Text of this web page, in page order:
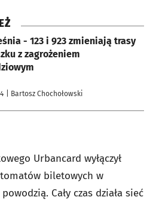
- 123 i 923 zmieniają trasy
z zagrożeniem
| Bartosz Chochołowski
Urbancard wyłączył
biletowych w
Cały czas działa sieć